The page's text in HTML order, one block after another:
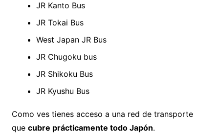
JR Kanto Bus
JR Tokai Bus
West Japan JR Bus
JR Chugoku bus
JR Shikoku Bus
JR Kyushu Bus
Como ves tienes acceso a una red de transporte
que cubre prácticamente todo Japón.